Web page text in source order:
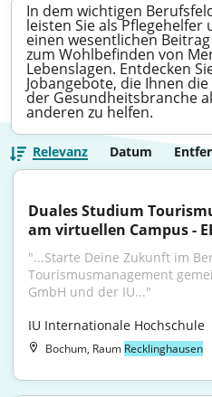
In dem wichtigen
leisten Sie als
einen wesentlichen
zum Wohlbefinden von
Lebenslagen. Entdecken
Jobangebote, die Ihnen
der Gesundheitsbranche
anderen zu helfen.
Relevanz Datum
Duales Studium
am virtuellen Campus -
"...Starte Deine Zukunft im
Tourismusmanagement
GmbH und der IU..."
IU Internationale Hochschule
Bochum, Raum Recklinghausen